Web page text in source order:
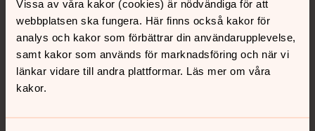
Vissa av våra kakor (cookies) är nödvändiga för att
webbplatsen ska fungera. Här finns också kakor för
analys och kakor som förbättrar din användarupplevelse,
samt kakor som används för marknadsföring och när vi
länkar vidare till andra plattformar. Läs mer om våra
kakor.
Kalender
Hitta snabbt